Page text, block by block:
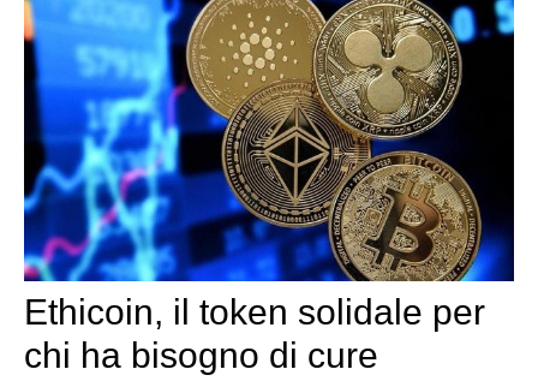
Ethicoin, il token solidale per
chi ha bisogno di cure